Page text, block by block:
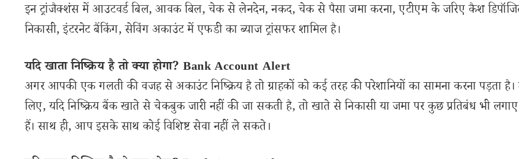
इन ट्रांजैक्शंस में आउटवर्ड बिल, आवक बिल, चेक से लेनदेन, नकद, चेक से पैसा जमा करना, एटीएम के जरिए कैश
निकासी, इंटरनेट बैंकिंग, सेविंग अकाउंट में एफडी का ब्याज ट्रांसफर शामिल है।
यदि खाता निष्क्रिय है तो क्या होगा? Bank Account Alert
अगर आपकी एक गलती की वजह से अकाउंट निष्क्रिय है तो ग्राहकों को कई तरह की परेशानियों का सामना करना पड़ता
लिए, यदि निष्क्रिय बैंक खाते से चेकबुक जारी नहीं की जा सकती है, तो खाते से निकासी या जमा पर कुछ प्रतिबंध भी
हैं। साथ ही, आप इसके साथ कोई विशिष्ट सेवा नहीं ले सकते।